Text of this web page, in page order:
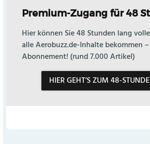
Premium-Zugang für 48
Hier können Sie 48 Stunden lang
alle Aerobuzz.de-Inhalte bekommen
Abonnement! (rund 7.000 Artikel)
HIER GEHT’S ZUM 48-